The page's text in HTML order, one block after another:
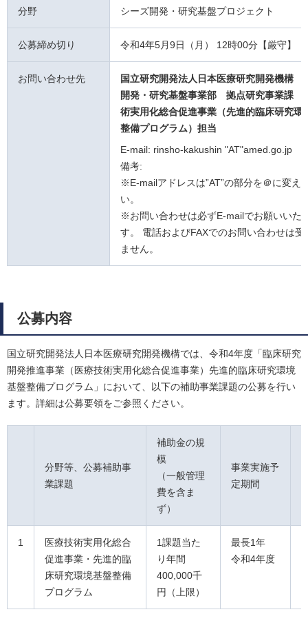
分野 シーズ開発・研究基盤プロジェクト
公募締め切り 令和4年5月9日（月） 12時00分【厳守】
お問い合わせ先
国立研究開発法人日本医療研究開発機構
開発・研究基盤事業部 拠点研究事業課
術実用化総合促進事業（先進的臨床研究環
整備プログラム）担当
E-mail: rinsho-kakushin "AT"amed.go.jp
備考:
※E-mailアドレスは”AT”の部分を＠に変え
い。
※お問い合わせは必ずE-mailでお願いいた
す。 電話およびFAXでのお問い合わせは受
ません。
公募内容
国立研究開発法人日本医療研究開発機構では、令和4年度「臨床研究
開発推進事業（医療技術実用化総合促進事業）先進的臨床研究環境
基盤整備プログラム」において、以下の補助事業課題の公募を行い
ます。詳細は公募要領をご参照ください。
分野等、公募補助事
業課題
補助金の規
模
（一般管理
費を含ま
ず）
事業実施予
定期間
1
医療技術実用化総合
促進事業・先進的臨
床研究環境基盤整備
プログラム
1課題当た
り年間
400,000千
円（上限）
最長1年
令和4年度